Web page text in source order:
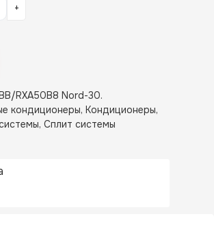
+
RXA50B8 Nord-30.
кондиционеры, Кондиционеры,
, Сплит системы